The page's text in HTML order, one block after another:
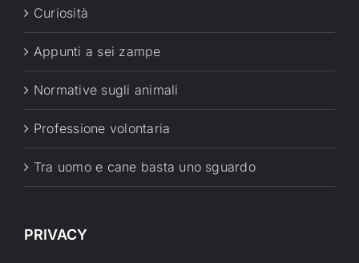
Curiosità
Appunti a sei zampe
Normative sugli animali
Professione volontaria
Tra uomo e cane basta uno sguardo
PRIVACY